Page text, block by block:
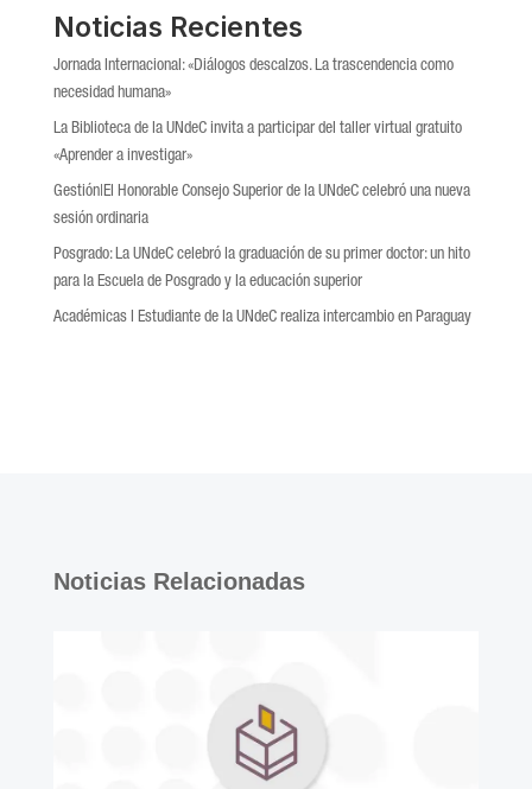
Noticias Recientes
Jornada Internacional: «Diálogos descalzos. La trascendencia como
necesidad humana»
La Biblioteca de la UNdeC invita a participar del taller virtual gratuito
«Aprender a investigar»
Gestión|El Honorable Consejo Superior de la UNdeC celebró una nueva
sesión ordinaria
Posgrado: La UNdeC celebró la graduación de su primer doctor: un hito
para la Escuela de Posgrado y la educación superior
Académicas l Estudiante de la UNdeC realiza intercambio en Paraguay
Noticias Relacionadas